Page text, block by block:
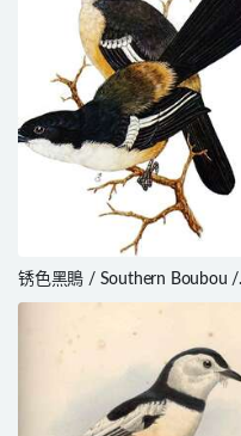
锈色黑鵙 / Southern Boubou /
Laniarius ferrugineus